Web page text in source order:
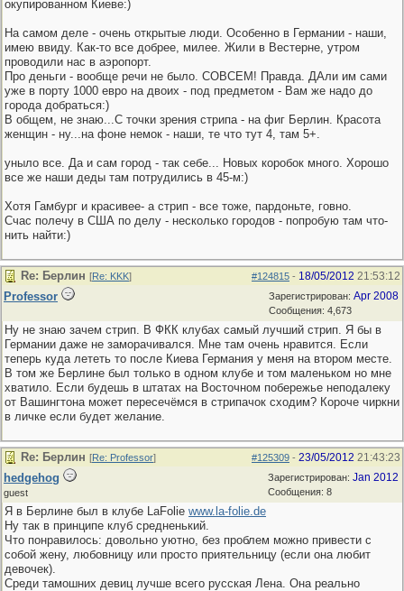
окупированном Киеве:)
На самом деле - очень открытые люди. Особенно в Германии - наши,
имею ввиду. Как-то все добрее, милее. Жили в Вестерне, утром
проводили нас в аэропорт.
Про деньги - вообще речи не было. СОВСЕМ! Правда. ДАли им сами
уже в порту 1000 евро на двоих - под предметом - Вам же надо до
города добраться:)
В общем, не знаю...С точки зрения стрипа - на фиг Берлин. Красота
женщин - ну...на фоне немок - наши, те что тут 4, там 5+.
уныло все. Да и сам город - так себе... Новых коробок много. Хорошо
все же наши деды там потрудились в 45-м:)
Хотя Гамбург и красивее- а стрип - все тоже, пардоньте, говно.
Счас полечу в США по делу - несколько городов - попробую там что-
нить найти:)
#124815 - 18/05/2012 21:53:12
Re: Берлин [Re: KKK]
Зарегистрирован: Apr 2008
Сообщения: 4,673
Professor
Ну не знаю зачем стрип. В ФКК клубах самый лучший стрип. Я бы в
Германии даже не заморачивался. Мне там очень нравится. Если
теперь куда лететь то после Киева Германия у меня на втором месте.
В том же Берлине был только в одном клубе и том маленьком но мне
хватило. Если будешь в штатах на Восточном побережье неподалеку
от Вашингтона может пересечёмся в стрипачок сходим? Короче чиркни
в личке если будет желание.
#125309 - 23/05/2012 21:43:23
Re: Берлин [Re: Professor]
Зарегистрирован: Jan 2012
Сообщения: 8
hedgehog
guest
Я в Берлине был в клубе LaFolie www.la-folie.de
Ну так в принципе клуб средненький.
Что понравилось: довольно уютно, без проблем можно привести с
собой жену, любовницу или просто приятельницу (если она любит
девочек).
Среди тамошних девиц лучше всего русская Лена. Она реально